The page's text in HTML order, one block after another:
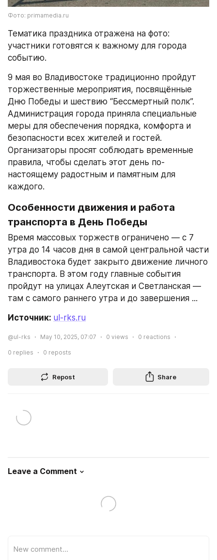
Фото: primamedia.ru
Тематика праздника отражена на фото:
участники готовятся к важному для города
событию.
9 мая во Владивостоке традиционно пройдут
торжественные мероприятия, посвящённые
Дню Победы и шествию “Бессмертный полк”.
Администрация города приняла специальные
меры для обеспечения порядка, комфорта и
безопасности всех жителей и гостей.
Организаторы просят соблюдать временные
правила, чтобы сделать этот день по-
настоящему радостным и памятным для
каждого.
Особенности движения и работа
транспорта в День Победы
Время массовых торжеств ограничено — с 7
утра до 14 часов дня в самой центральной части
Владивостока будет закрыто движение личного
транспорта. В этом году главные события
пройдут на улицах Алеутская и Светланская —
там с самого раннего утра и до завершения ...
Источник: ul-rks.ru
@ul-rks May 10, 2025, 07:07 0 views 0 reactions
0 replies 0 reposts
Repost Share
Leave a Comment